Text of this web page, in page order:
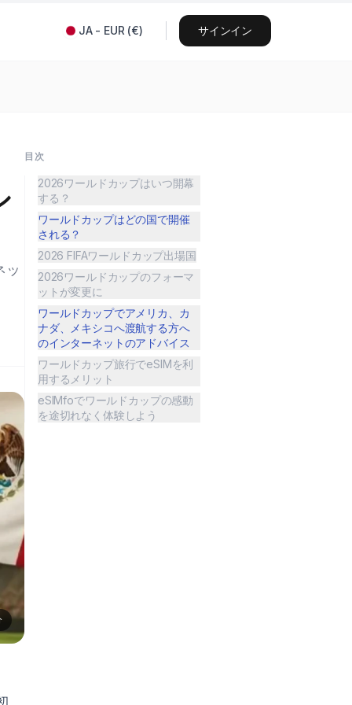
JA- EUR (€) サインイン
ッ
目次
2026ワールドカップはいつ開幕
する？
ワールドカップはどの国で開催
される？
2026 FIFAワールドカップ出場国
2026ワールドカップのフォーマ
ットが変更に
ワールドカップでアメリカ、カ
ナダ、メキシコへ渡航する方へ
のインターネットのアドバイス
ワールドカップ旅行でeSIMを利
用するメリット
eSIMfoでワールドカップの感動
を途切れなく体験しよう